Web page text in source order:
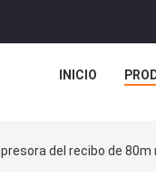
INICIO
del recibo de 80m